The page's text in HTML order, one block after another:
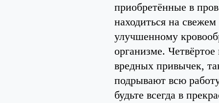
приобретённые в
находиться на
улучшенному
организме.
вредных привычек,
подрывают всю
будьте всегда в